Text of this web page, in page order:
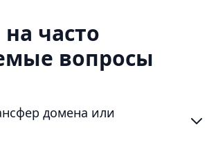
часто
вопросы
домена или